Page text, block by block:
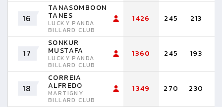
16
TANASOMBOON
TANES
LUCKY PANDA
BILLARD CLUB
1426 245 213
17
SONKUR
MUSTAFA
LUCKY PANDA
BILLARD CLUB
1360 245 193
18
CORREIA
ALFREDO
MARTIGNY
BILLARD CLUB
1349 270 230